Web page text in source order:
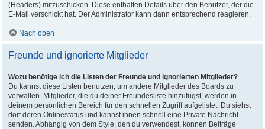
(Headers) mitzuschicken. Diese enthalten Details über den Benutzer, der die
E-Mail verschickt hat. Der Administrator kann dann entsprechend reagieren.
Nach oben
Freunde und ignorierte Mitglieder
Wozu benötige ich die Listen der Freunde und ignorierten Mitglieder?
Du kannst diese Listen benutzen, um andere Mitglieder des Boards zu
verwalten. Mitglieder, die du deiner Freundesliste hinzufügst, werden in
deinem persönlichen Bereich für den schnellen Zugriff aufgelistet. Du siehst
dort deren Onlinestatus und kannst ihnen schnell eine Private Nachricht
senden. Abhängig von dem Style, den du verwendest, können Beiträge